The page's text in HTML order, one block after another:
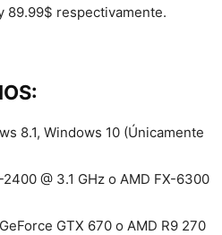
89.99$ respectivamente.
8.1, Windows 10 (Únicamente
@ 3.1 GHz o AMD FX-6300
GTX 670 o AMD R9 270